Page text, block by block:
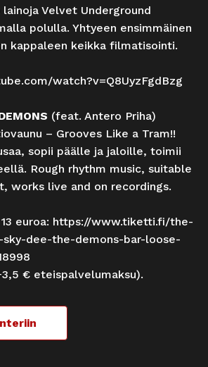
Velvet Underground
polulla. Yhtyeen ensimmäinen
kappaleen keikka filmatisointi.
watch?v=Q8UyzFgdBzg
(feat. Antero Priha)
– Grooves Like a Tram!!
sopii päälle ja jaloille, toimii
Rough rhythm music, suitable
works live and on recordings.
euroa: https://www.tiketti.fi/the-
sky-dee-the-demons-bar-loose-
€ eteispalvelumaksu).